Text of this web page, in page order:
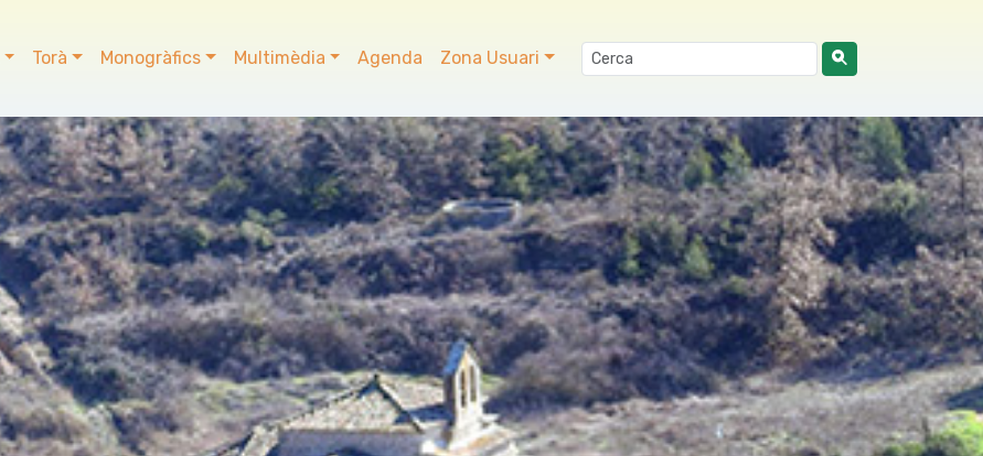
Torà Monogràfics Multimèdia Agenda Zona Usuari